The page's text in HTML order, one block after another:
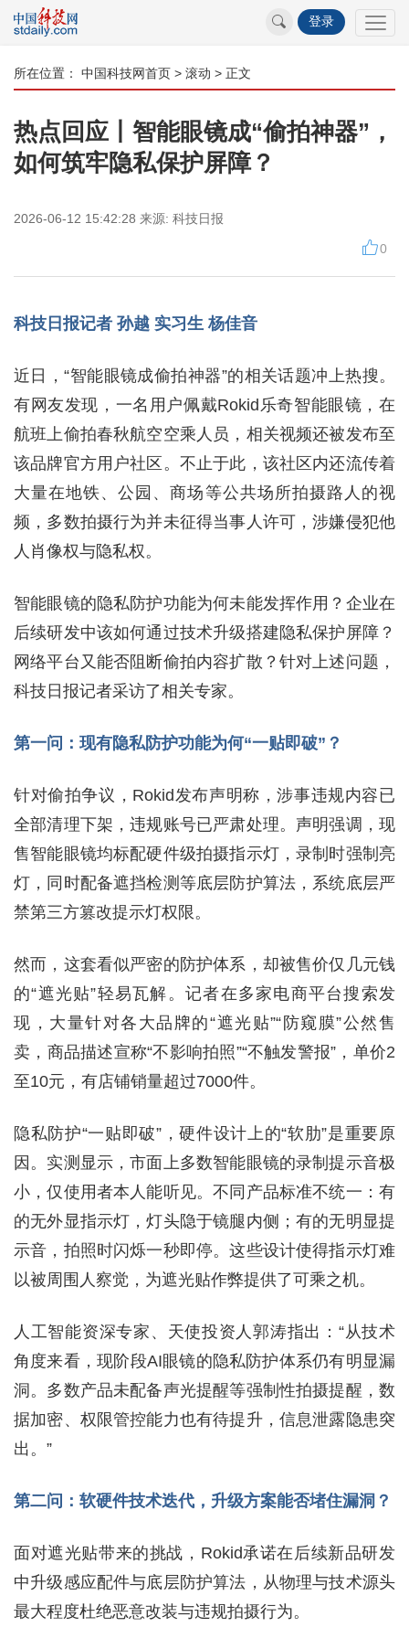
登录
所在位置： 中国科技网首页 > 滚动 > 正文
热点回应丨智能眼镜成“偷拍神器”，
如何筑牢隐私保护屏障？
2026-06-12 15:42:28 来源: 科技日报
0
科技日报记者 孙越 实习生 杨佳音
近日，“智能眼镜成偷拍神器”的相关话题冲上热搜。
有网友发现，一名用户佩戴Rokid乐奇智能眼镜，在
航班上偷拍春秋航空空乘人员，相关视频还被发布至
该品牌官方用户社区。不止于此，该社区内还流传着
大量在地铁、公园、商场等公共场所拍摄路人的视
频，多数拍摄行为并未征得当事人许可，涉嫌侵犯他
人肖像权与隐私权。
智能眼镜的隐私防护功能为何未能发挥作用？企业在
后续研发中该如何通过技术升级搭建隐私保护屏障？
网络平台又能否阻断偷拍内容扩散？针对上述问题，
科技日报记者采访了相关专家。
第一问：现有隐私防护功能为何“一贴即破”？
针对偷拍争议，Rokid发布声明称，涉事违规内容已
全部清理下架，违规账号已严肃处理。声明强调，现
售智能眼镜均标配硬件级拍摄指示灯，录制时强制亮
灯，同时配备遮挡检测等底层防护算法，系统底层严
禁第三方篡改提示灯权限。
然而，这套看似严密的防护体系，却被售价仅几元钱
的“遮光贴”轻易瓦解。记者在多家电商平台搜索发
现，大量针对各大品牌的“遮光贴”“防窥膜”公然售
卖，商品描述宣称“不影响拍照”“不触发警报”，单价2
至10元，有店铺销量超过7000件。
隐私防护“一贴即破”，硬件设计上的“软肋”是重要原
因。实测显示，市面上多数智能眼镜的录制提示音极
小，仅使用者本人能听见。不同产品标准不统一：有
的无外显指示灯，灯头隐于镜腿内侧；有的无明显提
示音，拍照时闪烁一秒即停。这些设计使得指示灯难
以被周围人察觉，为遮光贴作弊提供了可乘之机。
人工智能资深专家、天使投资人郭涛指出：“从技术
角度来看，现阶段AI眼镜的隐私防护体系仍有明显漏
洞。多数产品未配备声光提醒等强制性拍摄提醒，数
据加密、权限管控能力也有待提升，信息泄露隐患突
出。”
第二问：软硬件技术迭代，升级方案能否堵住漏洞？
面对遮光贴带来的挑战，Rokid承诺在后续新品研发
中升级感应配件与底层防护算法，从物理与技术源头
最大程度杜绝恶意改装与违规拍摄行为。